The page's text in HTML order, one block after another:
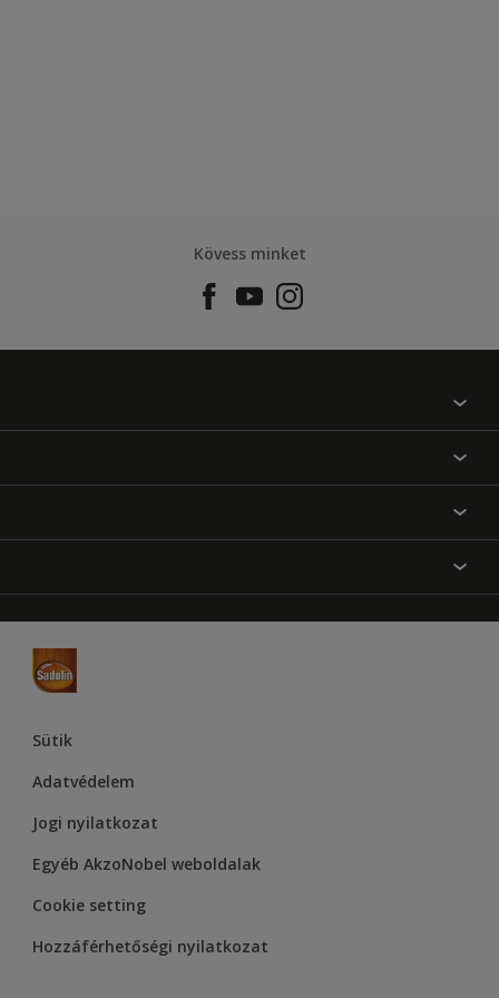
Kövess minket
Üzlet kereső
Inspiráció
Hozzáférhetőség
Dulux
Supralux
Sütik
Adatvédelem
Jogi nyilatkozat
Egyéb AkzoNobel weboldalak
Cookie setting
Hozzáférhetőségi nyilatkozat